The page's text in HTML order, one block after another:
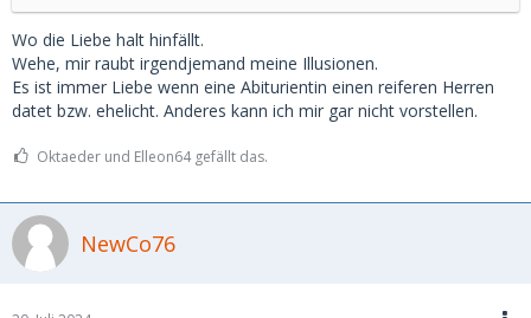
Wo die Liebe halt hinfällt.
Wehe, mir raubt irgendjemand meine Illusionen.
Es ist immer Liebe wenn eine Abiturientin einen reiferen Herren
datet bzw. ehelicht. Anderes kann ich mir gar nicht vorstellen.
Oktaeder und Elleon64 gefällt das.
NewCo76